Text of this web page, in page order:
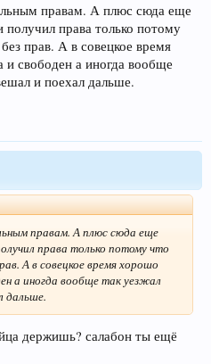
правам. А плюс сюда еще
получил права только потому
прав. А в совецкое время
свободен а иногда вообще
и поехал дальше.
правам. А плюс сюда еще
права только потому что
А в совецкое время хорошо
а иногда вообще так уезжал
дальше.
держишь? салабон ты ещё